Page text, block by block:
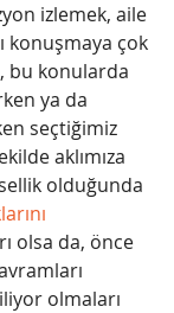
izlemek, aile
konuşmaya çok
bu konularda
ya da
seçtiğimiz
aklımıza
olduğunda
olsa da, önce
olmaları